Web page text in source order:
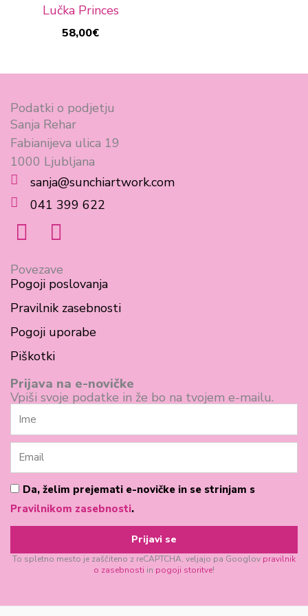
Lučka Princes
58,00€
Podatki o podjetju
Sanja Rehar
Fabianijeva ulica 19
1000 Ljubljana
sanja@sunchiartwork.com
041 399 622
F
c
e
b
o
o
k
-
s
q
u
a
r
I
s
t
a
g
r
a
m
Povezave
Pogoji poslovanja
Pravilnik zasebnosti
Pogoji uporabe
Piškotki
Prijava na e-novičke
Vpiši svoje podatke in že bo na tvojem e-mailu.
Ime
Email
Pogoji
poslovanja
Da, želim prejemati e-novičke in se strinjam s
Pravilnikom zasebnosti.
Prijavi se
To spletno mesto je zaščiteno z reCAPTCHA, veljajo pa Googlov pravilnik
o zasebnosti in pogoji storitve!